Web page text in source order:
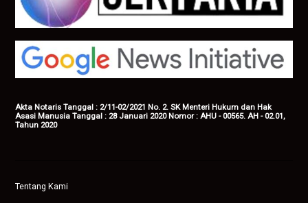
Akta Notaris Tanggal : 2/11-02/2021 No. 2. SK Menteri Hukum dan Hak
Asasi Manusia Tanggal : 28 Januari 2020 Nomor : AHU - 00565. AH - 02.01,
Tahun 2020
Tentang Kami